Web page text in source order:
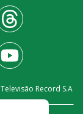
Record S.A